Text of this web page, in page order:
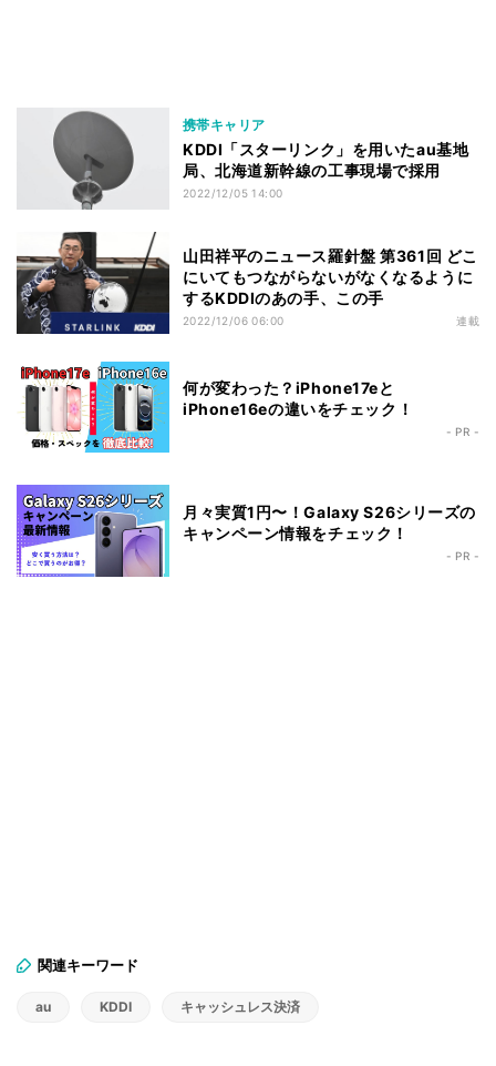
携帯キャリア
KDDI「スターリンク」を用いたau基地
局、北海道新幹線の工事現場で採用
2022/12/05 14:00
山田祥平のニュース羅針盤 第361回 どこ
にいてもつながらないがなくなるように
するKDDIのあの手、この手
2022/12/06 06:00 連載
何が変わった？iPhone17eと
iPhone16eの違いをチェック！
- PR -
月々実質1円〜！Galaxy S26シリーズの
キャンペーン情報をチェック！
- PR -
関連キーワード
au KDDI キャッシュレス決済